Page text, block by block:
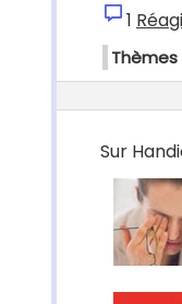
1
Thèmes
Sur